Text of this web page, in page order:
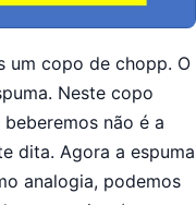
um copo de chopp. O
Neste copo
não é a
dita. Agora a espuma
analogia, podemos